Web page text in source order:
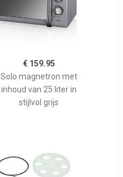
€ 159.95
Solo magnetron met
inhoud van 25 liter in
stijlvol grijs